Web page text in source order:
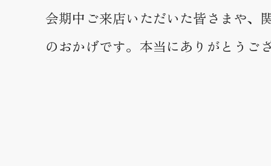
会期中ご来店いただいた皆さまや、
のおかげです。本当にありがとうご